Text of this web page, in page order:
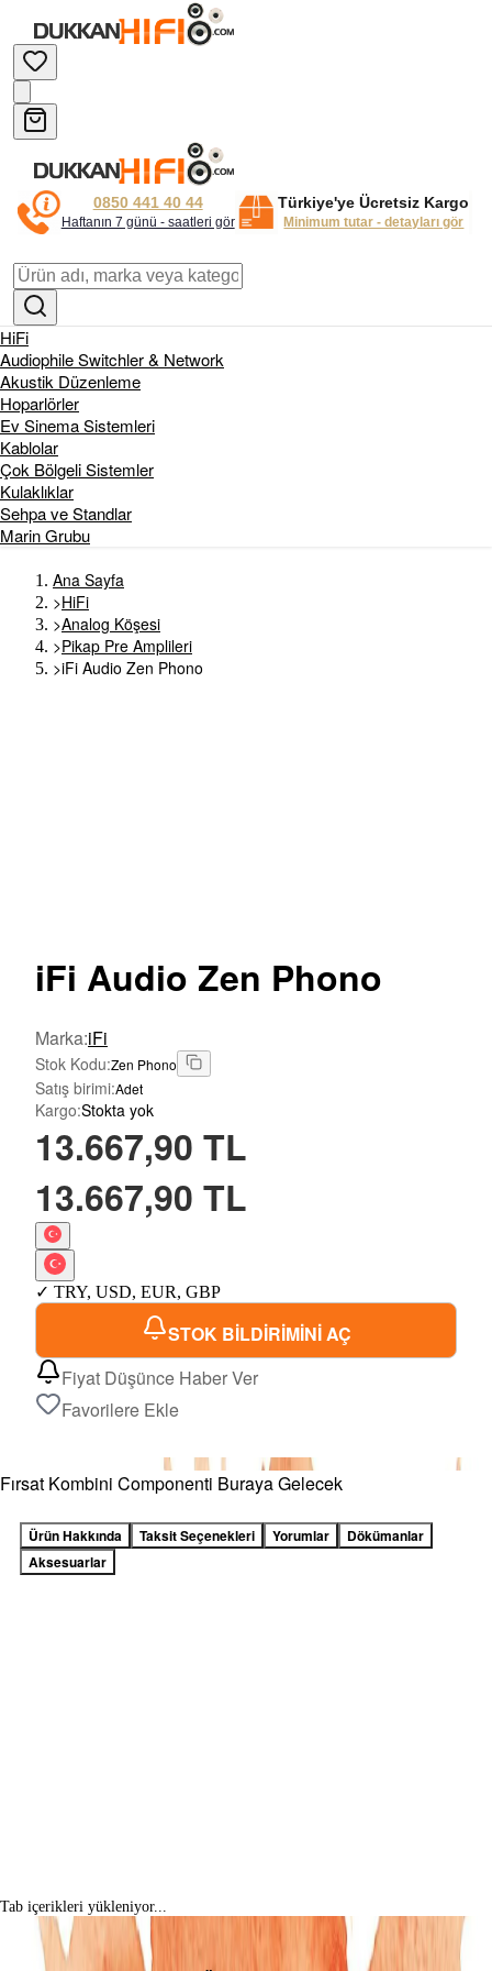
0850 441 40 44
Haftanın 7 günü - saatleri gör
Türkiye'ye Ücretsiz Kargo
Minimum tutar - detayları gör
HiFi
Audiophile Switchler & Network
Akustik Düzenleme
Hoparlörler
Ev Sinema Sistemleri
Kablolar
Çok Bölgeli Sistemler
Kulaklıklar
Sehpa ve Standlar
Marin Grubu
Ana Sayfa
>HiFi
>Analog Köşesi
>Pikap Pre Amplileri
>iFi Audio Zen Phono
iFi Audio Zen Phono
Marka:iFi
Stok Kodu:Zen Phono
Satış birimi:Adet
Kargo:Stokta yok
13.667,90 TL
13.667,90 TL
✓ TRY, USD, EUR, GBP
STOK BİLDİRİMİNİ AÇ
Fiyat Düşünce Haber Ver
Favorilere Ekle
Fırsat Kombini Componenti Buraya Gelecek
Ürün Hakkında Taksit Seçenekleri Yorumlar
Dökümanlar
Aksesuarlar
Tab içerikleri yükleniyor...